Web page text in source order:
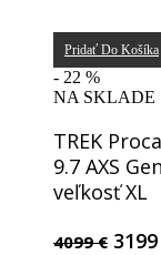
Pridať Do Košíka
- 22 %
NA SKLADE
TREK
9.7 AXS
veľkosť XL
4099€ 3199